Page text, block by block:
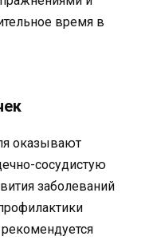
время в
оказывают
сосудистую
заболеваний